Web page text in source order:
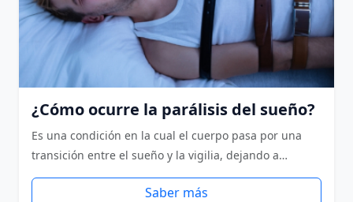
¿Cómo ocurre la parálisis del sueño?
Es una condición en la cual el cuerpo pasa por una
transición entre el sueño y la vigilia, dejando a…
Saber más